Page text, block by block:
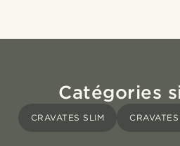
Catégories
CRAVATES SLIM CRAVATES